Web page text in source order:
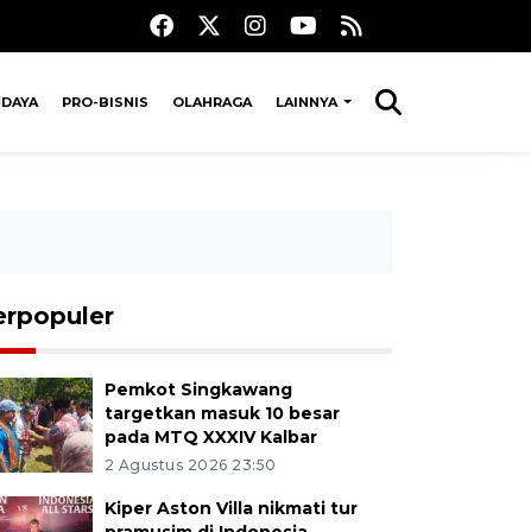
PRO-BISNIS OLAHRAGA LAINNYA
Pemkot Singkawang
targetkan masuk 10 besar
pada MTQ XXXIV Kalbar
2 Agustus 2026 23:50
Kiper Aston Villa nikmati tur